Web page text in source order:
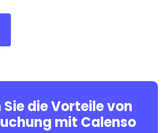
die Vorteile von
mit Calenso